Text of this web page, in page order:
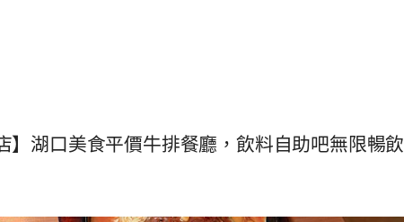
】湖口美食平價牛排餐廳，飲料自助吧無限暢飲